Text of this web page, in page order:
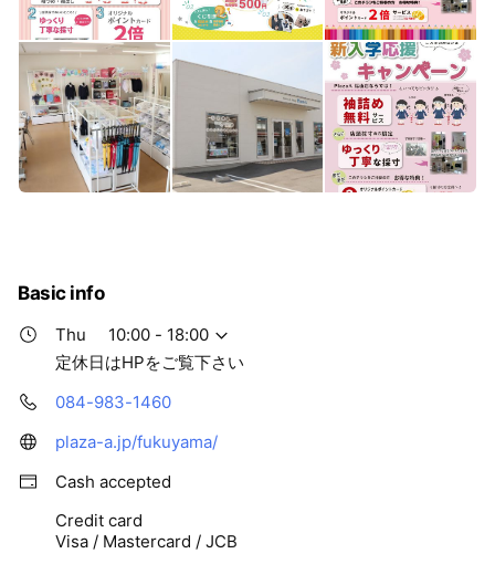
Basic info
Thu
10:00 - 18:00
定休日はHPをご覧下さい
084-983-1460
plaza-a.jp/fukuyama/
Cash accepted
Credit card
Visa / Mastercard / JCB